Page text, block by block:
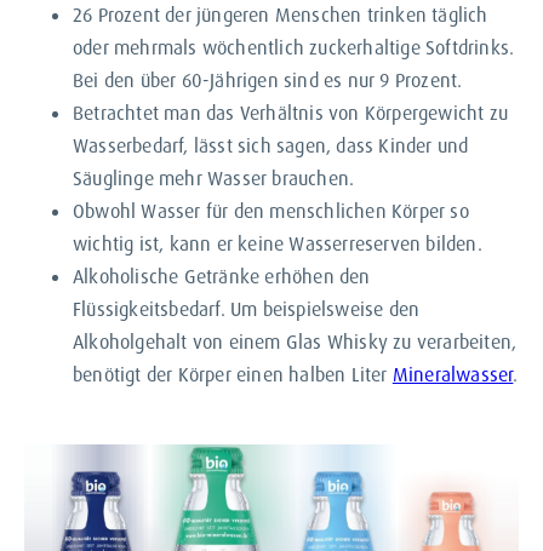
26 Prozent der jüngeren Menschen trinken täglich
oder mehrmals wöchentlich zuckerhaltige Softdrinks.
Bei den über 60-Jährigen sind es nur 9 Prozent.
Betrachtet man das Verhältnis von Körpergewicht zu
Wasserbedarf, lässt sich sagen, dass Kinder und
Säuglinge mehr Wasser brauchen.
Obwohl Wasser für den menschlichen Körper so
wichtig ist, kann er keine Wasserreserven bilden.
Alkoholische Getränke erhöhen den
Flüssigkeitsbedarf. Um beispielsweise den
Alkoholgehalt von einem Glas Whisky zu verarbeiten,
benötigt der Körper einen halben Liter Mineralwasser.